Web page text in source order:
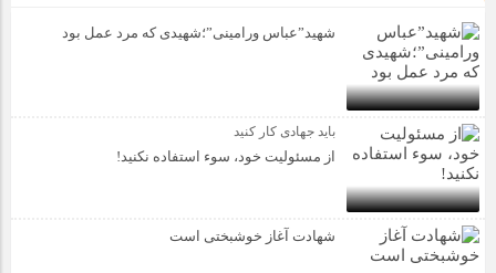
شهید”عباس ورامینی”؛شهیدی که مرد عمل بود
باید جهادی کار کنید
از مسئولیت خود، سوء استفاده نکنید!
شهادت آغاز خوشبختی است